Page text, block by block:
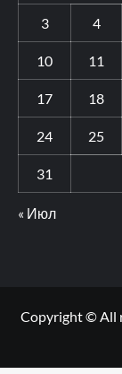
3 4
10 11
17 18
24 25
31
« Июл
Copyright © All